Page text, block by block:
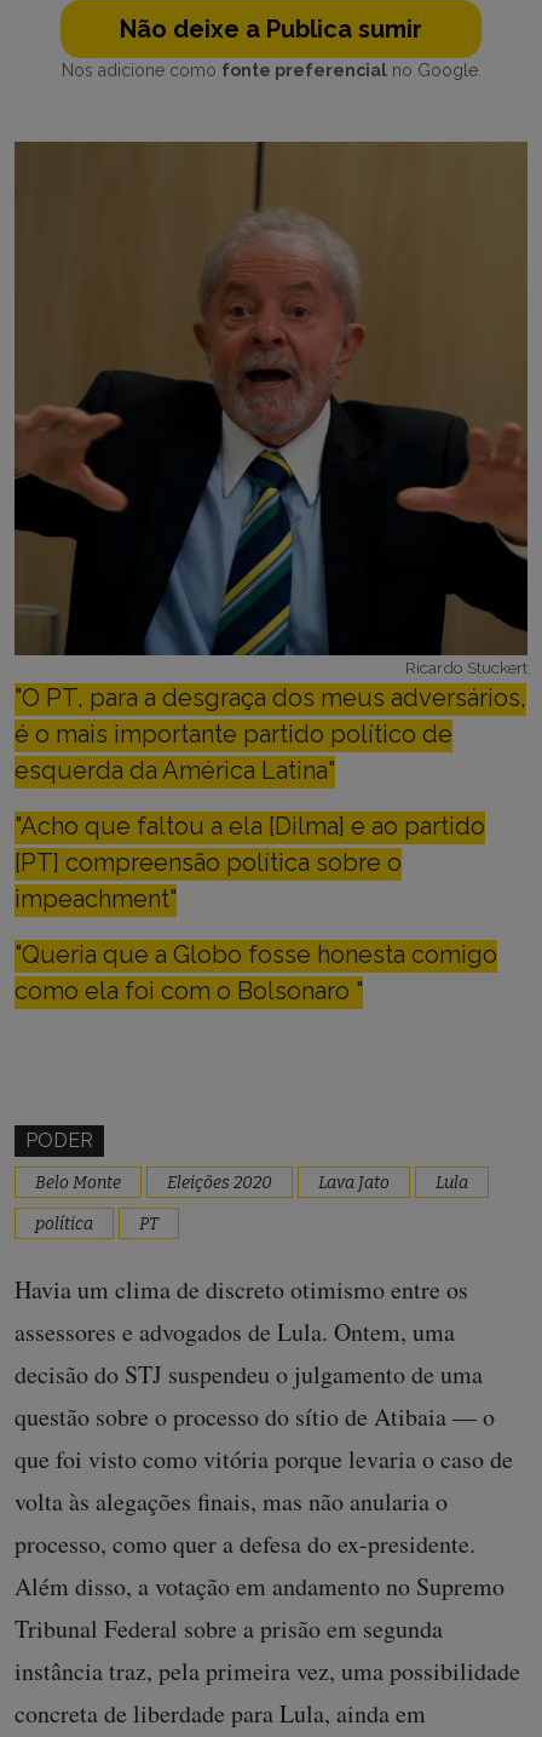
Não deixe a Publica sumir
Nos adicione como fonte preferencialno Google.
Ricardo Stuckert
"O PT, para a desgraça dos meus adversários,
é o mais importante partido político de
esquerda da América Latina"
"Acho que faltou a ela [Dilma] e ao partido
[PT] compreensão política sobre o
impeachment"
"Queria que a Globo fosse honesta comigo
como ela foi com o Bolsonaro "
PODER
Belo Monte Eleições 2020 Lava Jato
Lula
política
PT
Havia um clima de discreto otimismo entre os
assessores e advogados de Lula. Ontem, uma
decisão do STJ suspendeu o julgamento de uma
questão sobre o processo do sítio de Atibaia — o
que foi visto como vitória porque levaria o caso de
volta às alegações finais, mas não anularia o
processo, como quer a defesa do ex-presidente.
Além disso, a votação em andamento no Supremo
Tribunal Federal sobre a prisão em segunda
instância traz, pela primeira vez, uma possibilidade
concreta de liberdade para Lula, ainda em